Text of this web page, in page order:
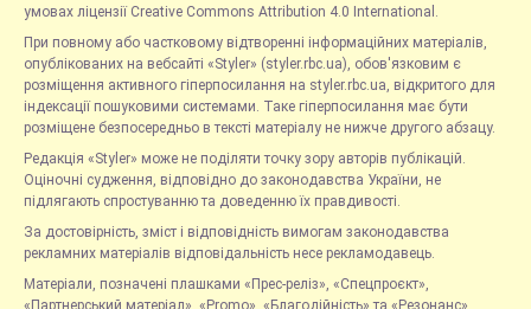
умовах ліцензії Creative Commons Attribution 4.0 International.
При повному або частковому відтворенні інформаційних матеріалів,
опублікованих на вебсайті «Styler» (styler.rbc.ua), обов'язковим є
розміщення активного гіперпосилання на styler.rbc.ua, відкритого для
індексації пошуковими системами. Таке гіперпосилання має бути
розміщене безпосередньо в тексті матеріалу не нижче другого абзацу.
Редакція «Styler» може не поділяти точку зору авторів публікацій.
Оціночні судження, відповідно до законодавства України, не
підлягають спростуванню та доведенню їх правдивості.
За достовірність, зміст і відповідність вимогам законодавства
рекламних матеріалів відповідальність несе рекламодавець.
Матеріали, позначені плашками «Прес-реліз», «Спецпроєкт»,
«Партнерський матеріал», «Promo», «Благодійність» та «Резонанс»,